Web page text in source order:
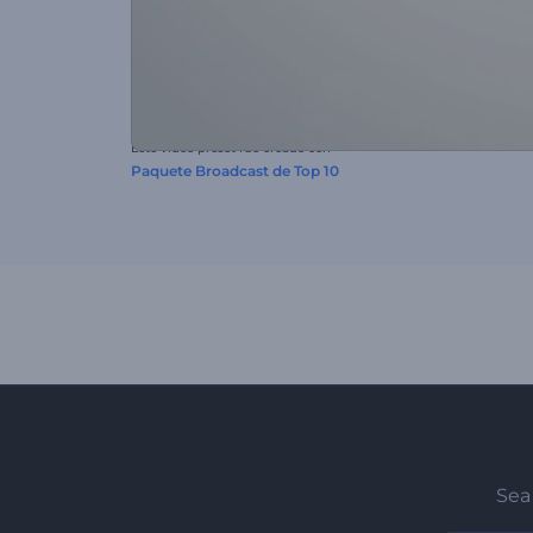
Este video preset fue creado con
Paquete Broadcast de Top 10